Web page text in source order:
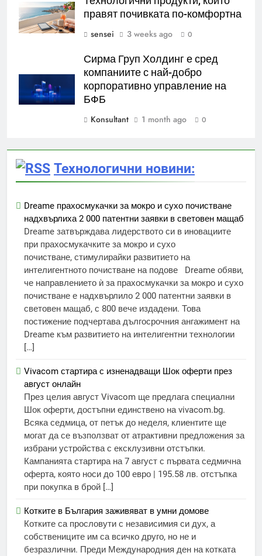
правят почивката по-комфортна
sensei
3 weeks ago 0
Сирма Груп Холдинг е сред
компаниите с най-добро
корпоративно управление на
БФБ
Konsultant
1 month ago 0
Технологични новини:
Dreame прахосмукачки за мокро и сухо почистване
надхвърлиха 2 000 патентни заявки в световен мащаб
Dreame затвърждава лидерството си в иновациите
при прахосмукачките за мокро и сухо
почистване, стимулирайки развитието на
интелигентното почистване на подове Dreame обяви,
че направлението ѝ за прахосмукачки за мокро и сухо
почистване е надхвърлило 2 000 патентни заявки в
световен мащаб, с 800 вече издадени. Това
постижение подчертава дългосрочния ангажимент на
Dreame към развитието на интелигентни технологии
[…]
Vivacom стартира с изненадващи Шок оферти през
август онлайн
През целия август Vivacom ще предлага специални
Шок оферти, достъпни единствено на vivacom.bg.
Всяка седмица, от петък до неделя, клиентите ще
могат да се възползват от атрактивни предложения за
избрани устройства с ексклузивни отстъпки.
Кампанията стартира на 7 август с първата седмична
оферта, която носи до 100 евро | 195.58 лв. отстъпка
при покупка в брой […]
Котките в България заживяват в умни домове
Котките са прословути с независимия си дух, а
собствениците им са всичко друго, но не и
безразлични. Преди Международния ден на котката